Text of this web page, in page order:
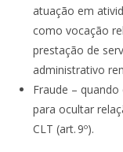
atuação em
como vocação
prestação de
administrativo
Fraude –
para ocultar
CLT (art. 9º).